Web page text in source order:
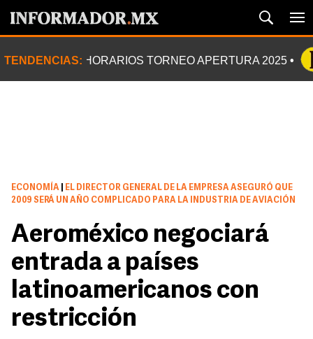
TENDENCIAS: HORARIOS TORNEO APERTURA 2025
ECONOMÍA
EL DIRECTOR GENERAL DE LA EMPRESA ASEGURÓ QUE
2009 SERÁ UN AÑO COMPLICADO PARA LA INDUSTRIA DE AVIACIÓN
Aeroméxico negociará
entrada a países
latinoamericanos con
restricción